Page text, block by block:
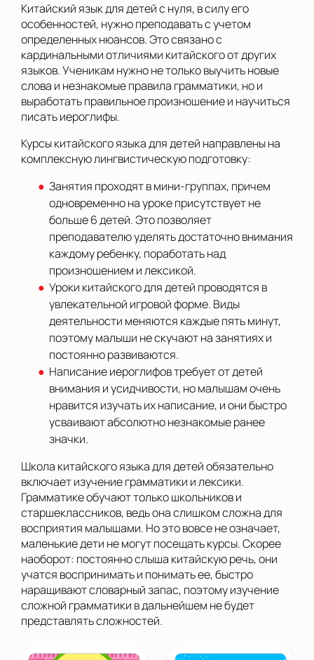
Китайский язык для детей с нуля, в силу его
особенностей, нужно преподавать с учетом
определенных нюансов. Это связано с
кардинальными отличиями китайского от других
языков. Ученикам нужно не только выучить новые
слова и незнакомые правила грамматики, но и
выработать правильное произношение и научиться
писать иероглифы.
Курсы китайского языка для детей направлены на
комплексную лингвистическую подготовку:
Занятия проходят в мини-группах, причем
одновременно на уроке присутствует не
больше 6 детей. Это позволяет
преподавателю уделять достаточно внимания
каждому ребенку, поработать над
произношением и лексикой.
Уроки китайского для детей проводятся в
увлекательной игровой форме. Виды
деятельности меняются каждые пять минут,
поэтому малыши не скучают на занятиях и
постоянно развиваются.
Написание иероглифов требует от детей
внимания и усидчивости, но малышам очень
нравится изучать их написание, и они быстро
усваивают абсолютно незнакомые ранее
значки.
Школа китайского языка для детей обязательно
включает изучение грамматики и лексики.
Грамматике обучают только школьников и
старшеклассников, ведь она слишком сложна для
восприятия малышами. Но это вовсе не означает,
маленькие дети не могут посещать курсы. Скорее
наоборот: постоянно слыша китайскую речь, они
учатся воспринимать и понимать ее, быстро
наращивают словарный запас, поэтому изучение
сложной грамматики в дальнейшем не будет
представлять сложностей.